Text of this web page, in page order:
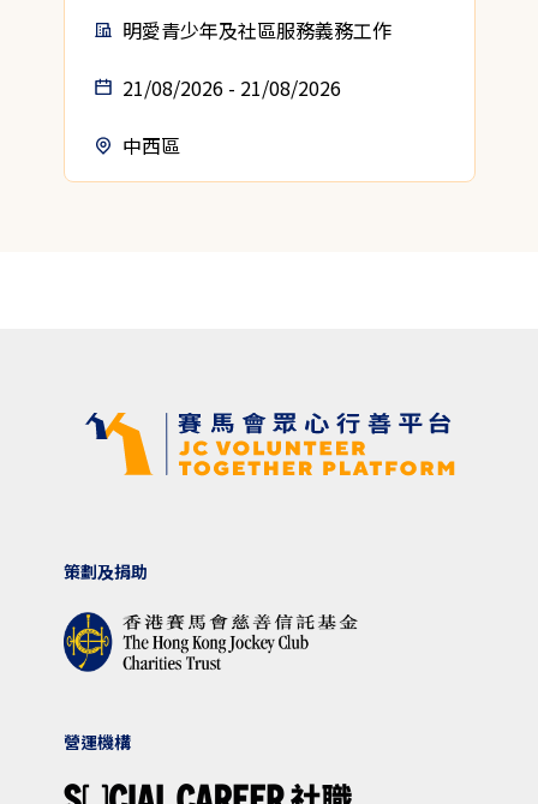
明愛青少年及社區服務義務工作
21/08/2026 - 21/08/2026
中西區
策劃及捐助
營運機構